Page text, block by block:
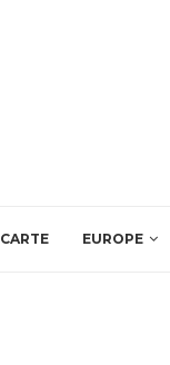
CARTE EUROPE